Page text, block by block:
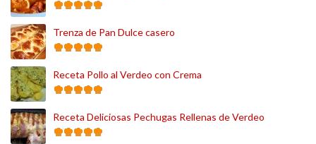
Trenza de Pan Dulce casero
Receta Pollo al Verdeo con Crema
Receta Deliciosas Pechugas Rellenas de Verdeo